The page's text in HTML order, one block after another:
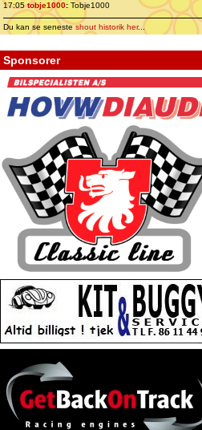
17:05tobje1000: Tobje1000
Du kan se senesteshout historik her...
Sponsorer